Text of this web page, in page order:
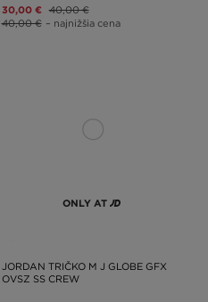
30,00 € 40,00 €
40,00 € – najnižšia cena
ONLY AT
JORDAN TRIČKO M J GLOBE GFX
OVSZ SS CREW